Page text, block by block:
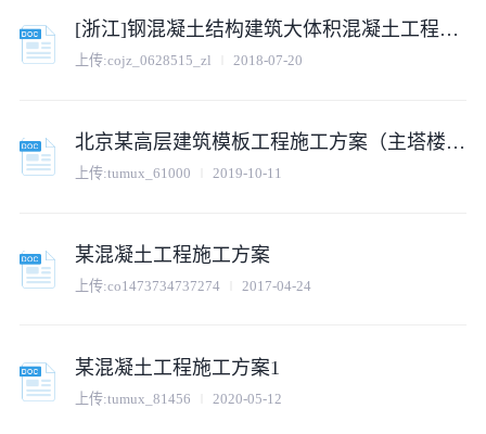
[浙江]钢混凝土结构建筑大体积混凝土工程施工方案
上传:cojz_0628515_zl 2018-07-20
北京某高层建筑模板工程施工方案（主塔楼结构体系为钢和钢筋混凝土的组合结构）
上传:tumux_61000 2019-10-11
某混凝土工程施工方案
上传:co1473734737274 2017-04-24
某混凝土工程施工方案1
上传:tumux_81456 2020-05-12